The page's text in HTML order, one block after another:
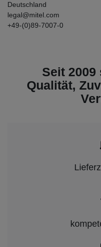
Deutschland
legal@mitel.com
+49-(0)89-7007-0
Seit
Qualität,